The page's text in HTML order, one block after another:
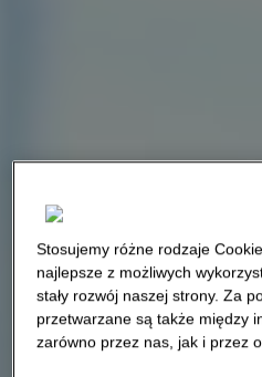
Stosujemy różne rodzaje
najlepsze z możliwych
stały rozwój naszej strony. Za
przetwarzane są także między
zarówno przez nas, jak i przez